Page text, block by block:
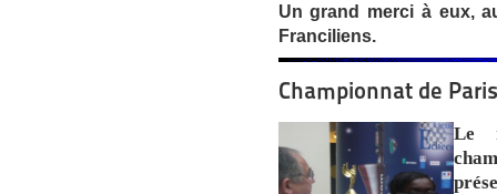
Un grand merci à eux,
Franciliens.
Championnat de
Le